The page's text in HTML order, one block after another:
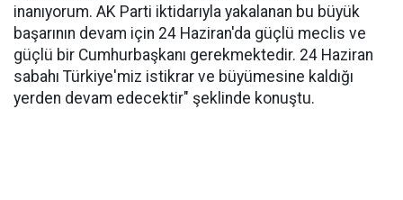
inanıyorum. AK Parti iktidarıyla yakalanan bu büyük
başarının devam için 24 Haziran'da güçlü meclis ve
güçlü bir Cumhurbaşkanı gerekmektedir. 24 Haziran
sabahı Türkiye'miz istikrar ve büyümesine kaldığı
yerden devam edecektir" şeklinde konuştu.